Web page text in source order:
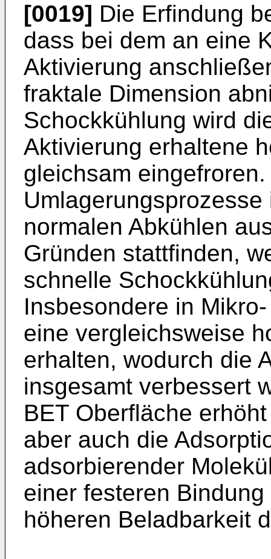
[0019] Die Erfindung
dass bei dem an eine
Aktivierung
fraktale Dimension
Schockkühlung wird
Aktivierung erhaltene
gleichsam
normalen Abkühlen
Gründen stattfinden,
schnelle
Insbesondere in
eine vergleichsweise
erhalten, wodurch die
insgesamt verbessert
BET Oberfläche
aber auch die
adsorbierender
einer festeren
höheren Beladbarkeit